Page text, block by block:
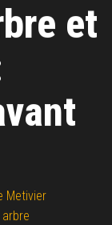
et
Metivier